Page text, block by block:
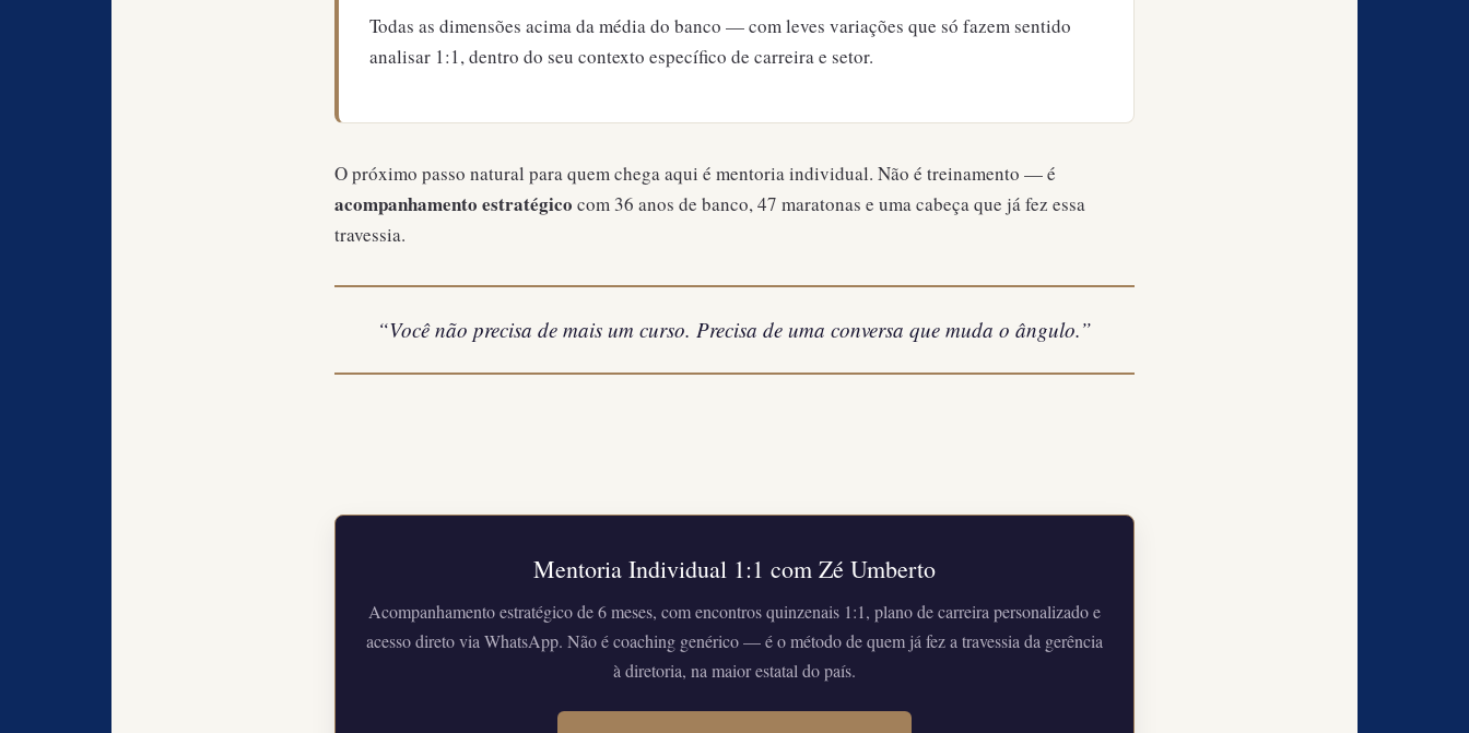
Todas as dimensões acima da média do banco — com leves variações que só fazem sentido
analisar 1:1, dentro do seu contexto específico de carreira e setor.
O próximo passo natural para quem chega aqui é mentoria individual. Não é treinamento — é
acompanhamento estratégico com 36 anos de banco, 47 maratonas e uma cabeça que já fez essa
travessia.
“Você não precisa de mais um curso. Precisa de uma conversa que muda o ângulo.”
Mentoria Individual 1:1 com Zé Umberto
Acompanhamento estratégico de 6 meses, com encontros quinzenais 1:1, plano de carreira personalizado e
acesso direto via WhatsApp. Não é coaching genérico — é o método de quem já fez a travessia da gerência
à diretoria, na maior estatal do país.